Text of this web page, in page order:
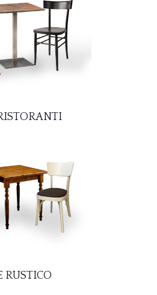
RUSTICO